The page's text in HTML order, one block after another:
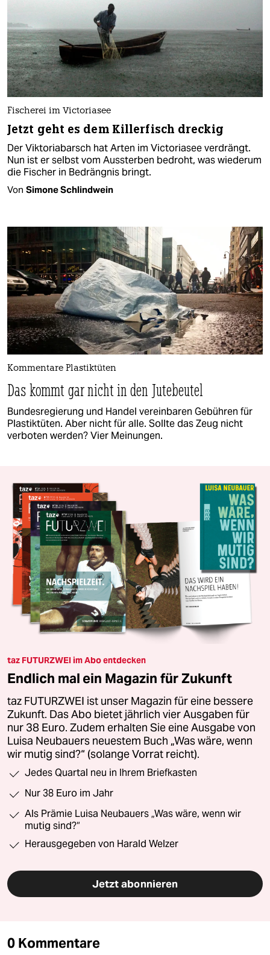
Fischerei im Victoriasee
Jetzt geht es dem Killerfisch dreckig
Der Viktoriabarsch hat Arten im Victoriasee verdrängt.
Nun ist er selbst vom Aussterben bedroht, was wiederum
die Fischer in Bedrängnis bringt.
Von Simone Schlindwein
Kommentare Plastiktüten
Das kommt gar nicht in den Jutebeutel
Bundesregierung und Handel vereinbaren Gebühren für
Plastiktüten. Aber nicht für alle. Sollte das Zeug nicht
verboten werden? Vier Meinungen.
taz FUTURZWEI im Abo entdecken
Endlich mal ein Magazin für Zukunft
taz FUTURZWEI ist unser Magazin für eine bessere
Zukunft. Das Abo bietet jährlich vier Ausgaben für
nur 38 Euro. Zudem erhalten Sie eine Ausgabe von
Luisa Neubauers neuestem Buch „Was wäre, wenn
wir mutig sind?“ (solange Vorrat reicht).
Jedes Quartal neu in Ihrem Briefkasten
Nur 38 Euro im Jahr
Als Prämie Luisa Neubauers „Was wäre, wenn wir
mutig sind?“
Herausgegeben von Harald Welzer
Jetzt abonnieren
0 Kommentare